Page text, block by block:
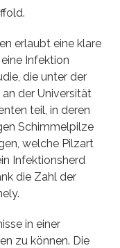
erlaubt eine klare
Infektion
die unter der
der Universität
teil, in deren
Schimmelpilze
welche Pilzart
Infektionsherd
die Zahl der
in einer
zu können. Die